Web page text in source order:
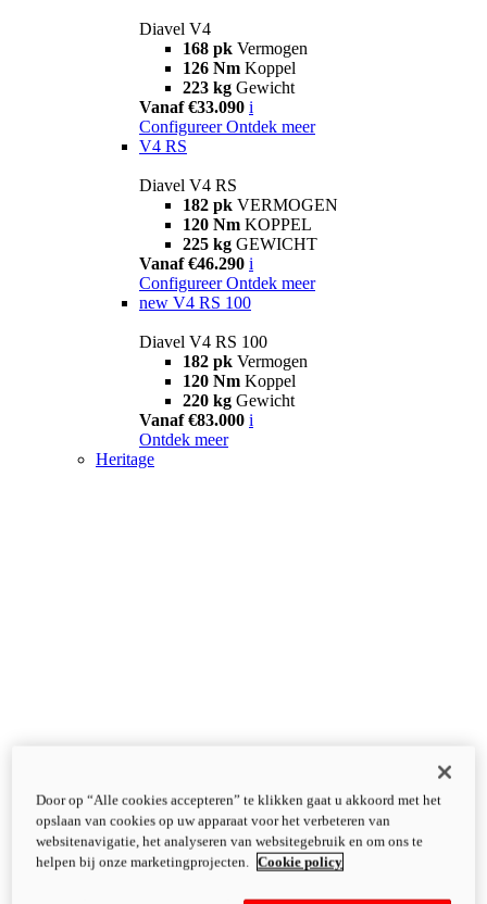
Diavel V4
168 pk Vermogen
126 Nm Koppel
223 kg Gewicht
Vanaf €33.090 i
Configureer Ontdek meer
V4 RS
Diavel V4 RS
182 pk VERMOGEN
120 Nm KOPPEL
225 kg GEWICHT
Vanaf €46.290 i
Configureer Ontdek meer
new V4 RS 100
Diavel V4 RS 100
182 pk Vermogen
120 Nm Koppel
220 kg Gewicht
Vanaf €83.000 i
Ontdek meer
Heritage
Door op “Alle cookies accepteren” te klikken gaat u akkoord met het
opslaan van cookies op uw apparaat voor het verbeteren van
websitenavigatie, het analyseren van websitegebruik en om ons te
helpen bij onze marketingprojecten.
Cookie policy